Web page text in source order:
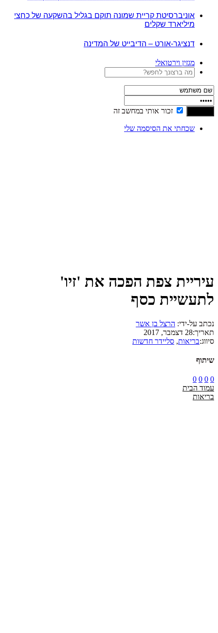
אוניברסיטת קריית שמונה תוקם בגליל בהשקעה של כחצי
מיליארד שקלים
דנציגר-אורט – הדיבייט של המדינה
מגזין וירטואלי
זכור אותי במחשב זה
שכחתי את הסיסמה שלי
עיריית צפת הפכה את 'זיו'
לתעשיית כסף
נכתב על-ידי: הרצל בן אשר
תאריך:28 דצמבר, 2017
סיווג:בריאות, סליידר חדשות
שיתוף
0
0
0
0
עמוד הבית
בריאות